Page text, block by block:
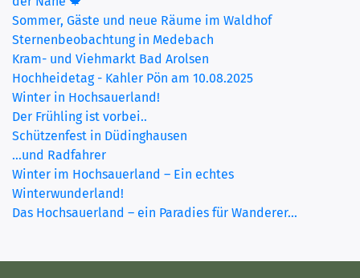
Sommer, Gäste und neue Räume im Waldhof
Sternenbeobachtung in Medebach
Kram- und Viehmarkt Bad Arolsen
Hochheidetag - Kahler Pön am 10.08.2025
Winter in Hochsauerland!
Der Frühling ist vorbei..
Schützenfest in Düdinghausen
...und Radfahrer
Winter im Hochsauerland – Ein echtes
Winterwunderland!
Das Hochsauerland – ein Paradies für Wanderer...